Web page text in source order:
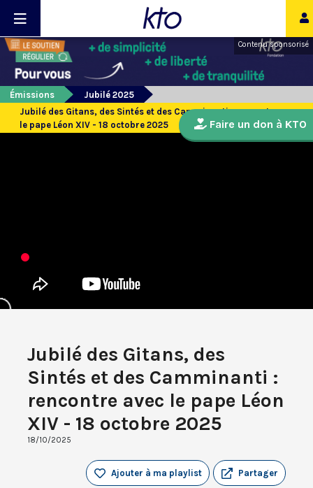
Contenu sponsorisé
Émissions
Jubilé 2025
Jubilé des Gitans, des Sintés et des Camminanti : rencontre avec
le pape Léon XIV - 18 octobre 2025
Jubilé des Gitans, des
Sintés et des Camminanti :
rencontre avec le pape Léon
XIV - 18 octobre 2025
18/10/2025
Partager
Ajouter à ma playlist
Faire un don à KTO